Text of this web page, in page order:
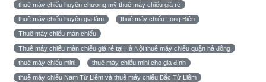
thuê máy chiếu huyện chương mỹ thuê máy chiếu giá rẻ
thuê máy chiếu huyện gia lâm thuê máy chiếu Long Biên
Thuê máy chiếu màn chiếu
Thuê máy chiếu màn chiếu giá rẻ tại Hà Nội thuê máy chiếu quận hà đông
thuê máy chiếu mini thuê máy chiếu mini cho gia đình
thuê máy chiếu Nam Từ Liêm và thuê máy chiếu Bắc Từ Liêm